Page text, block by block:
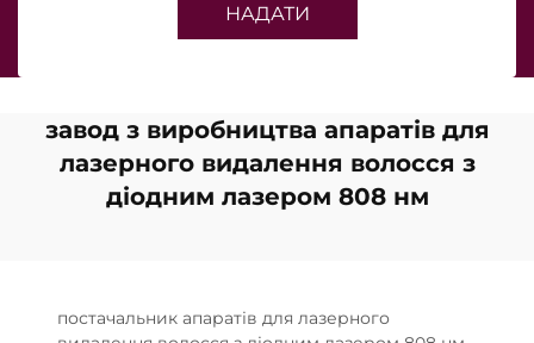
НАДАТИ
завод з виробництва апаратів для
лазерного видалення волосся з
діодним лазером 808 нм
постачальник апаратів для лазерного